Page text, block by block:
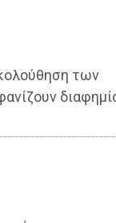
των
που